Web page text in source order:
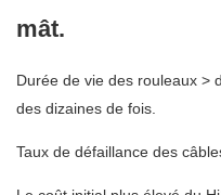
mât.
Durée de vie des rouleaux >
des dizaines de fois.
Taux de défaillance des